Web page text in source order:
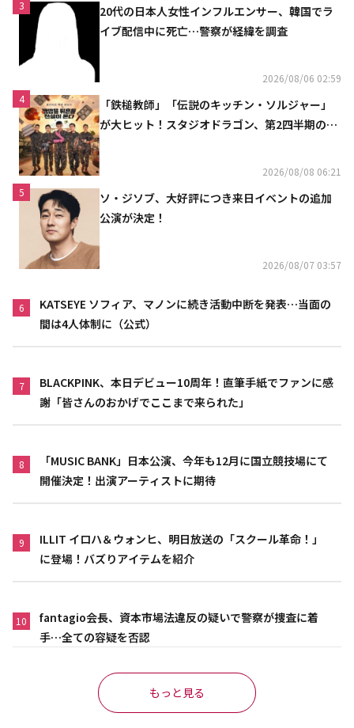
3
20代の日本人女性インフルエンサー、韓国でラ
イブ配信中に死亡…警察が経緯を調査
2026/08/06 02:59
4
「鉄槌教師」「伝説のキッチン・ソルジャー」
が大ヒット！スタジオドラゴン、第2四半期の売
2026/08/08 06:21
5
ソ・ジソブ、大好評につき来日イベントの追加
公演が決定！
2026/08/07 03:57
6
KATSEYE ソフィア、マノンに続き活動中断を発表…当面の
間は4人体制に（公式）
7
BLACKPINK、本日デビュー10周年！直筆手紙でファンに感
謝「皆さんのおかげでここまで来られた」
8
「MUSIC BANK」日本公演、今年も12月に国立競技場にて
開催決定！出演アーティストに期待
9
ILLIT イロハ＆ウォンヒ、明日放送の「スクール革命！」
に登場！バズりアイテムを紹介
10
fantagio会長、資本市場法違反の疑いで警察が捜査に着
手…全ての容疑を否認
もっと見る